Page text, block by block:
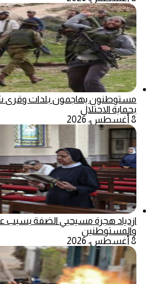
مستوطنون يهاجمون بلدات وقرى
بحماية الاحتلال
8 أغسطس، 2026
ازدياد هجرة مسيحيي الضفة بسبب
والمستوطنين
8 أغسطس، 2026